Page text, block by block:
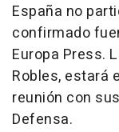
España no
confirmado
Europa Press.
Robles, estará
reunión con
Defensa.